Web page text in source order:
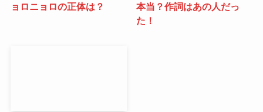
ョロニョロの正体は？
本当？作詞はあの人だっ
た！